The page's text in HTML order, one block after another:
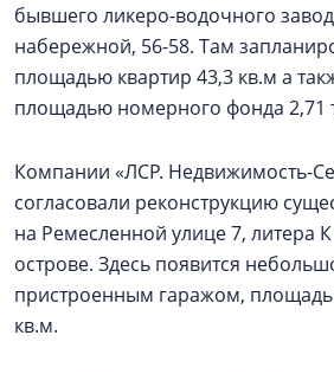
бывшего ликеро-водочного
набережной, 56-58. Там
площадью квартир 43,3 кв.м а
площадью номерного фонда 2,71
Компании «ЛСР. Недвижимость-
согласовали реконструкцию
на Ремесленной улице 7, литера
острове. Здесь появится
пристроенным гаражом, площадь
кв.м.